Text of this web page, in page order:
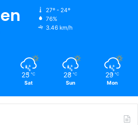
27º - 24º
76%
3.46 km/h
25 ℃
Sat
28 ℃
Sun
29 ℃
Mon